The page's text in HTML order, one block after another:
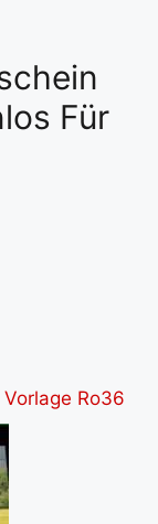
Für